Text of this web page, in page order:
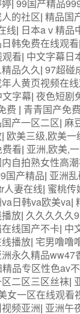
99国产精品
的社区| 精品国
线| 日本aⅴ精品
韩免费在线观看|
看| 中文字幕日
品久久| 97超碰
人黄页视频在
字幕| 夜色短剧
费 | 青青国产免
产一区二区| 麻
| 欧美三级,欧美一
看| 亚洲,欧美,
自拍熟女性高
国产精品| 亚洲
人妻在线| 蜜桃传
日韩va欧美va|
放| 久久久久久
线国产不卡| 中
播放| 宅男噜噜
永久精品ww47
品专区性色av
二区三区丝袜|
女一区在线观看
频亚洲| 亚洲午